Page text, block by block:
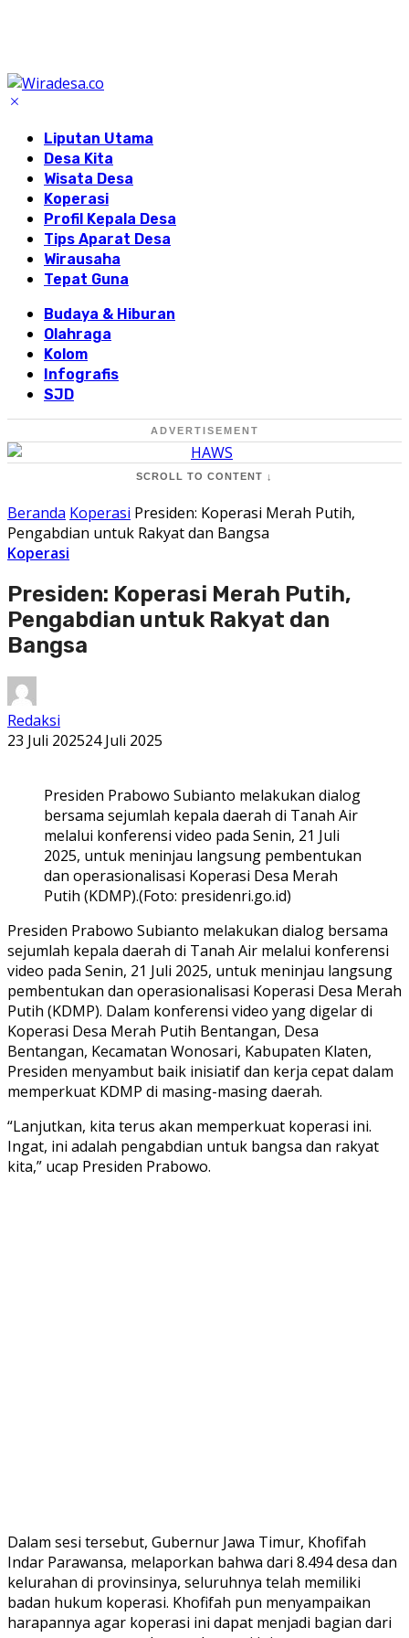
Liputan Utama
Desa Kita
Wisata Desa
Koperasi
Profil Kepala Desa
Tips Aparat Desa
Wirausaha
Tepat Guna
Budaya & Hiburan
Olahraga
Kolom
Infografis
SJD
ADVERTISEMENT
SCROLL TO CONTENT ↓
Beranda Koperasi Presiden: Koperasi Merah Putih,
Pengabdian untuk Rakyat dan Bangsa
Koperasi
Presiden: Koperasi Merah Putih,
Pengabdian untuk Rakyat dan
Bangsa
Redaksi
23 Juli 202524 Juli 2025
Presiden Prabowo Subianto melakukan dialog
bersama sejumlah kepala daerah di Tanah Air
melalui konferensi video pada Senin, 21 Juli
2025, untuk meninjau langsung pembentukan
dan operasionalisasi Koperasi Desa Merah
Putih (KDMP).(Foto: presidenri.go.id)
Presiden Prabowo Subianto melakukan dialog bersama
sejumlah kepala daerah di Tanah Air melalui konferensi
video pada Senin, 21 Juli 2025, untuk meninjau langsung
pembentukan dan operasionalisasi Koperasi Desa Merah
Putih (KDMP). Dalam konferensi video yang digelar di
Koperasi Desa Merah Putih Bentangan, Desa
Bentangan, Kecamatan Wonosari, Kabupaten Klaten,
Presiden menyambut baik inisiatif dan kerja cepat dalam
memperkuat KDMP di masing-masing daerah.
“Lanjutkan, kita terus akan memperkuat koperasi ini.
Ingat, ini adalah pengabdian untuk bangsa dan rakyat
kita,” ucap Presiden Prabowo.
Dalam sesi tersebut, Gubernur Jawa Timur, Khofifah
Indar Parawansa, melaporkan bahwa dari 8.494 desa dan
kelurahan di provinsinya, seluruhnya telah memiliki
badan hukum koperasi. Khofifah pun menyampaikan
harapannya agar koperasi ini dapat menjadi bagian dari